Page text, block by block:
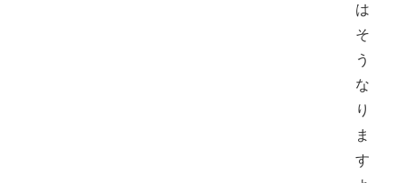
は
そ
う
な
り
ま
す